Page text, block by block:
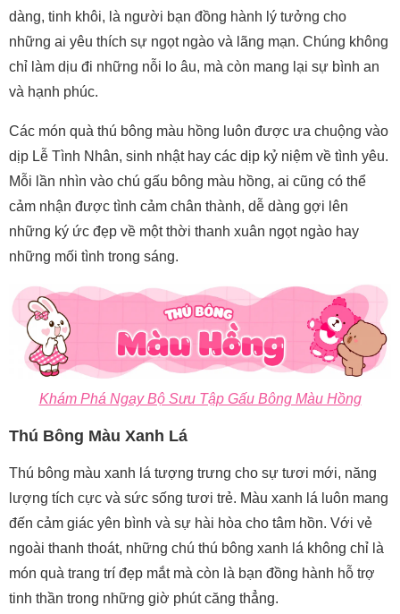
dàng, tinh khôi, là người bạn đồng hành lý tưởng cho
những ai yêu thích sự ngọt ngào và lãng mạn. Chúng không
chỉ làm dịu đi những nỗi lo âu, mà còn mang lại sự bình an
và hạnh phúc.
Các món quà thú bông màu hồng luôn được ưa chuộng vào
dịp Lễ Tình Nhân, sinh nhật hay các dịp kỷ niệm về tình yêu.
Mỗi lần nhìn vào chú gấu bông màu hồng, ai cũng có thể
cảm nhận được tình cảm chân thành, dễ dàng gợi lên
những ký ức đẹp về một thời thanh xuân ngọt ngào hay
những mối tình trong sáng.
Khám Phá Ngay Bộ Sưu Tập Gấu Bông Màu Hồng
Thú Bông Màu Xanh Lá
Thú bông màu xanh lá tượng trưng cho sự tươi mới, năng
lượng tích cực và sức sống tươi trẻ. Màu xanh lá luôn mang
đến cảm giác yên bình và sự hài hòa cho tâm hồn. Với vẻ
ngoài thanh thoát, những chú thú bông xanh lá không chỉ là
món quà trang trí đẹp mắt mà còn là bạn đồng hành hỗ trợ
tinh thần trong những giờ phút căng thẳng.